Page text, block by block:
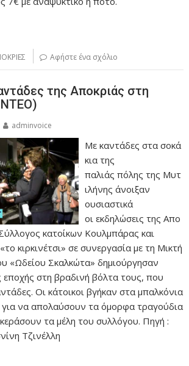
Αφήστε ένα σχόλιο
της Αποκριάς στη
adminvoice
Με καντάδες στα σοκά
κια της
παλιάς πόλης της Μυτ
ιλήνης άνοιξαν
ουσιαστικά
οι εκδηλώσεις της Απο
κατοίκων Κουλμπάρας και
κιρκινέτσι» σε συνεργασία με τη Μικτή
«Ωδείου Σκαλκώτα» δημιούργησαν
εποχής στη βραδινή βόλτα τους, που
Οι κάτοικοι βγήκαν στα μπαλκόνια
να απολαύσουν τα όμορφα τραγούδια
τα μέλη του συλλόγου. Πηγή :
Τζινέλλη